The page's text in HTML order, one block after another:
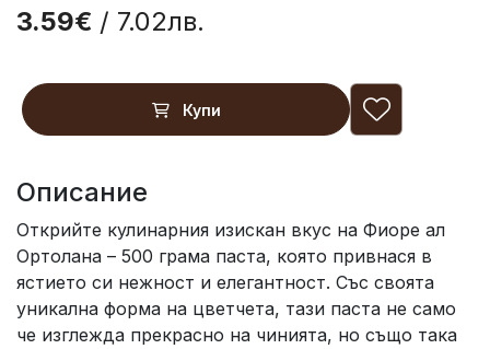
3.59€ / 7.02лв.
Купи
Описание
Открийте кулинарния изискан вкус на Фиоре ал
Ортолана – 500 грама паста, която привнася в
ястието си нежност и елегантност. Със своята
уникална форма на цветчета, тази паста не само
че изглежда прекрасно на чинията, но също така